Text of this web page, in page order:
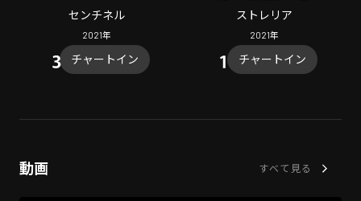
センチネル
2021年
チャートイン
ストレリア
2021年
チャートイン
動画 すべて見る